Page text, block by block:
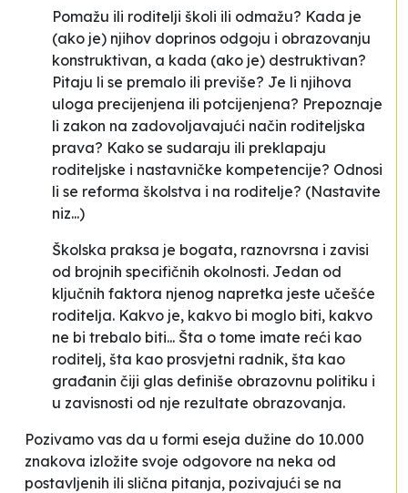
Pomažu ili roditelji školi ili odmažu? Kada je
(ako je) njihov doprinos odgoju i obrazovanju
konstruktivan, a kada (ako je) destruktivan?
Pitaju li se premalo ili previše? Je li njihova
uloga precijenjena ili potcijenjena? Prepoznaje
li zakon na zadovoljavajući način roditeljska
prava? Kako se sudaraju ili preklapaju
roditeljske i nastavničke kompetencije? Odnosi
li se reforma školstva i na roditelje? (Nastavite
niz...)
Školska praksa je bogata, raznovrsna i zavisi
od brojnih specifičnih okolnosti. Jedan od
ključnih faktora njenog napretka jeste učešće
roditelja. Kakvo je, kakvo bi moglo biti, kakvo
ne bi trebalo biti... Šta o tome imate reći kao
roditelj, šta kao prosvjetni radnik, šta kao
građanin čiji glas definiše obrazovnu politiku i
u zavisnosti od nje rezultate obrazovanja.
Pozivamo vas da u formi eseja dužine do 10.000
znakova izložite svoje odgovore na neka od
postavljenih ili slična pitanja, pozivajući se na